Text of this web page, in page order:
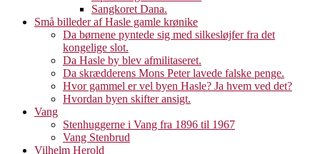
Sangkoret Dana.
Små billeder af Hasle gamle krønike
Da børnene pyntede sig med silkesløjfer fra det
kongelige slot.
Da Hasle by blev afmilitaseret.
Da skrædderens Mons Peter lavede falske penge.
Hvor gammel er vel byen Hasle? Ja hvem ved det?
Hvordan byen skifter ansigt.
Vang
Stenhuggerne i Vang fra 1896 til 1967
Vang Stenbrud
Vilhelm Herold